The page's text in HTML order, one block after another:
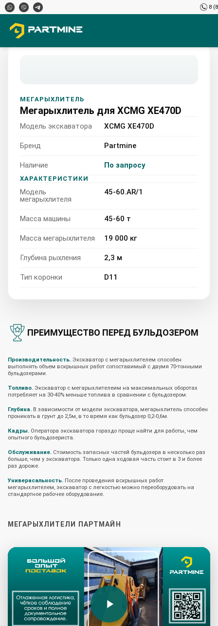
8
XCMG XE470D 45-60.AR/1
45-60 т
МЕГАРЫХЛИТЕЛЬ
Мегарыхлитель для XCMG XE470D
Модель экскаватора XCMG XE470D
Бренд Partmine
Наличие По запросу
ХАРАКТЕРИСТИКИ
Модель
мегарыхлителя
45-60.AR/1
Масса машины 45-60 т
Масса мегарыхлителя 19 000 кг
Глубина рыхления 2,3 м
Тип коронки D11
ПРЕИМУЩЕСТВО ПЕРЕД БУЛЬДОЗЕРОМ
Производительность. Экскаватор с мегарыхлителем способен
выполнять объем вскрышных работ сопоставимый с двумя 70-тонными
бульдозерами.
Топливо. Экскаватор с мегарыхлителеим на максимальных оборотах
потребляет на 30-40% меньше топлива в сравнении с бульдозером.
Глубина. В зависимости от модели экскаватора, мегарыхлитель способен
проникать в грунт до 2,5м, в то время как бульдозер 0,2-0,6м.
Кадры. Оператора экскаватора гораздо проще найти для работы, чем
опытного бульдозериста.
Обслуживание. Стоимость запасных частей бульдозера в несколько раз
больше, чем у экскаватора. Только одна ходовая часть стоит в 3 и более
раз дороже.
Универасальность. После проведения вскрышных работ
мегарыхлителем, экскаватор с легкостью можно переоборудовать на
стандартное рабочее оборудование.
МЕГАРЫХЛИТЕЛИ ПАРТМАЙН